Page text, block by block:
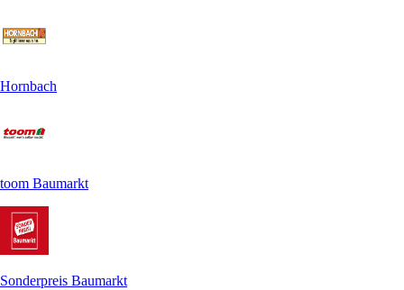
Hornbach
toom Baumarkt
Sonderpreis Baumarkt